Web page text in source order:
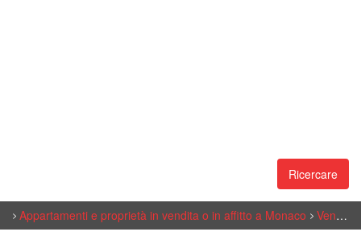
Ricercare
Appartamenti e proprietà in vendita o in affitto a Monaco Vendite 2 stanze a Monaco